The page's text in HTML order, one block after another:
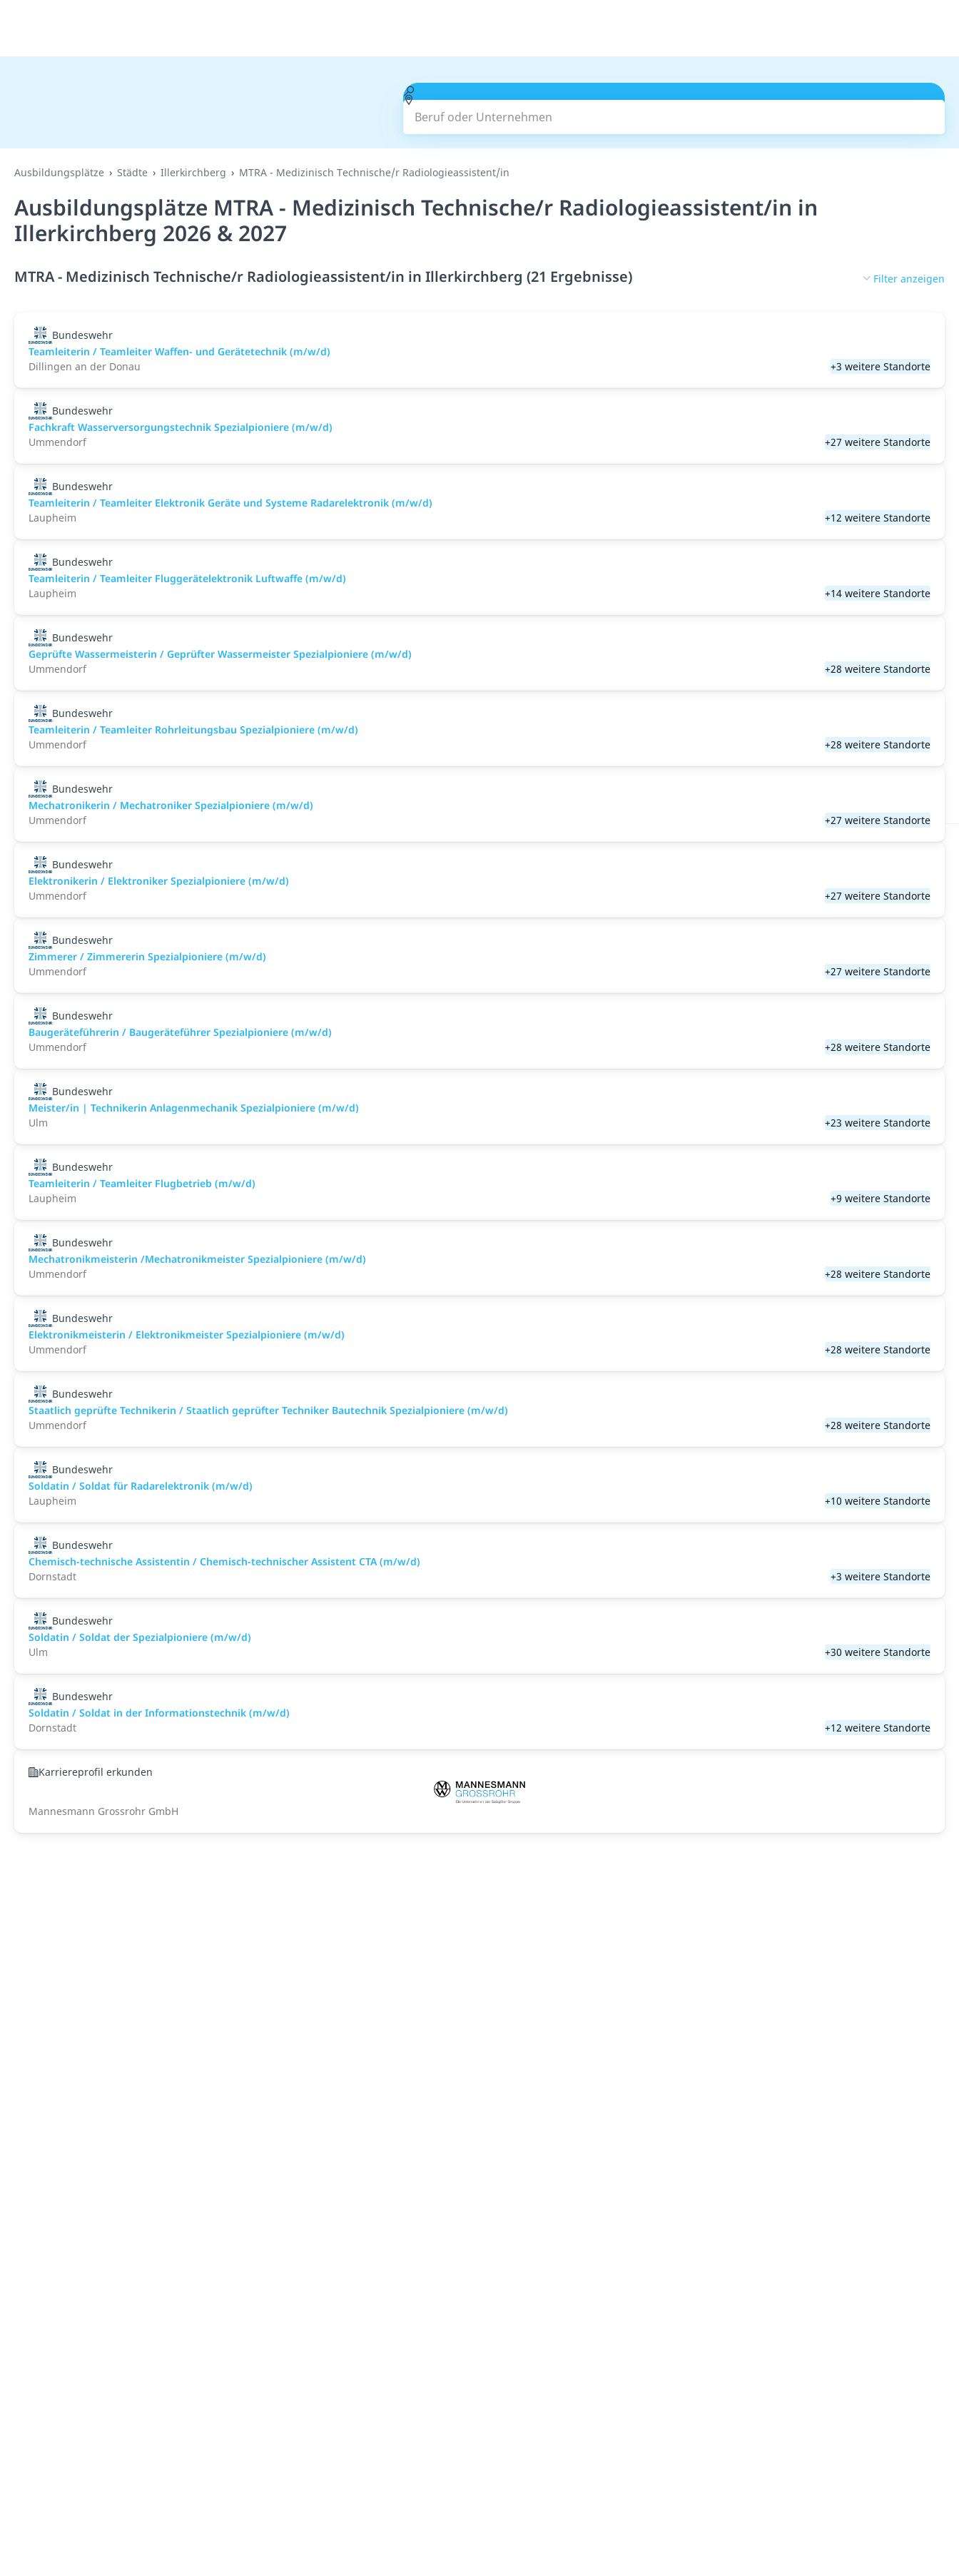
Beruf oder Unternehmen
Ausbildungsplätze Städte Illerkirchberg MTRA - Medizinisch Technische/r Radiologieassistent/in
Ausbildungsplätze MTRA - Medizinisch Technische/r Radiologieassistent/in in
Illerkirchberg 2026 & 2027
MTRA - Medizinisch Technische/r Radiologieassistent/in in Illerkirchberg (21 Ergebnisse) Filter anzeigen
Bundeswehr
Teamleiterin / Teamleiter Waffen- und Gerätetechnik (m/w/d)
Dillingen an der Donau
+3 weitere Standorte
Bundeswehr
Fachkraft Wasserversorgungstechnik Spezialpioniere (m/w/d)
Ummendorf
+27 weitere Standorte
Bundeswehr
Teamleiterin / Teamleiter Elektronik Geräte und Systeme Radarelektronik (m/w/d)
Laupheim
+12 weitere Standorte
Bundeswehr
Teamleiterin / Teamleiter Fluggerätelektronik Luftwaffe (m/w/d)
Laupheim
+14 weitere Standorte
Bundeswehr
Geprüfte Wassermeisterin / Geprüfter Wassermeister Spezialpioniere (m/w/d)
Ummendorf
+28 weitere Standorte
Bundeswehr
Teamleiterin / Teamleiter Rohrleitungsbau Spezialpioniere (m/w/d)
Ummendorf
+28 weitere Standorte
Bundeswehr
Mechatronikerin / Mechatroniker Spezialpioniere (m/w/d)
Ummendorf
+27 weitere Standorte
Bundeswehr
Elektronikerin / Elektroniker Spezialpioniere (m/w/d)
Ummendorf
+27 weitere Standorte
Bundeswehr
Zimmerer / Zimmererin Spezialpioniere (m/w/d)
Ummendorf
+27 weitere Standorte
Bundeswehr
Baugeräteführerin / Baugeräteführer Spezialpioniere (m/w/d)
Ummendorf
+28 weitere Standorte
Bundeswehr
Meister/in | Technikerin Anlagenmechanik Spezialpioniere (m/w/d)
Ulm
+23 weitere Standorte
Bundeswehr
Teamleiterin / Teamleiter Flugbetrieb (m/w/d)
Laupheim
+9 weitere Standorte
Bundeswehr
Mechatronikmeisterin /Mechatronikmeister Spezialpioniere (m/w/d)
Ummendorf
+28 weitere Standorte
Bundeswehr
Elektronikmeisterin / Elektronikmeister Spezialpioniere (m/w/d)
Ummendorf
+28 weitere Standorte
Bundeswehr
Staatlich geprüfte Technikerin / Staatlich geprüfter Techniker Bautechnik Spezialpioniere (m/w/d)
Ummendorf
+28 weitere Standorte
Bundeswehr
Soldatin / Soldat für Radarelektronik (m/w/d)
Laupheim
+10 weitere Standorte
Bundeswehr
Chemisch-technische Assistentin / Chemisch-technischer Assistent CTA (m/w/d)
Dornstadt
+3 weitere Standorte
Bundeswehr
Soldatin / Soldat der Spezialpioniere (m/w/d)
Ulm
+30 weitere Standorte
Bundeswehr
Soldatin / Soldat in der Infor­mations­technik (m/w/d)
Dornstadt
+12 weitere Standorte
Karriereprofil erkunden
Mannesmann Grossrohr GmbH